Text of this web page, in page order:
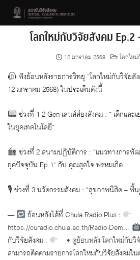
โลกใหม่กับวิจัยสังคม Ep.2
12 มกราคม 2568 โลกให
ฟังย้อนหลังรายการวิทยุ ”โลกใหม่กับวิจัยสั
12 มกราคม 2568) ในประเด็นดังนี้
ช่วงที่ 1 2 Gen เลนส์ส่องสังคม : ” เด็กแล
ในยุคเทคโนโลยี”
ช่วงที่ 2 สนามปฏิบัติการ : “แนวทางการพั
ยุคปัจจุบัน Ep.1” กับ คุณสุดใจ พรหมเกิด
🎙 ช่วงที่ 3 นวัตกรรมสังคม : “สุขภาพนิสิต – พื้
—
ย้อนหลังได้ที่ Chula Radio Plus :
https://curadio.chula.ac.th/Radio-Dem…
กับวิจัยสังคม :
• ดูย้อนหลัง โลกใหม่กับ
สามารถติดตามรายการโลกใหม่กับวิจัยสังคมใ